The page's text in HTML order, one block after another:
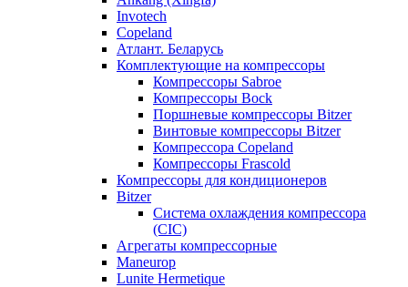
Invotech
Copeland
Атлант. Беларусь
Комплектующие на компрессоры
Компрессоры Sabroe
Компрессоры Bock
Поршневые компрессоры Bitzer
Винтовые компрессоры Bitzer
Компрессора Copeland
Компрессоры Frascold
Компрессоры для кондиционеров
Bitzer
Система охлаждения компрессора
(CIC)
Агрегаты компрессорные
Maneurop
Lunite Hermetique